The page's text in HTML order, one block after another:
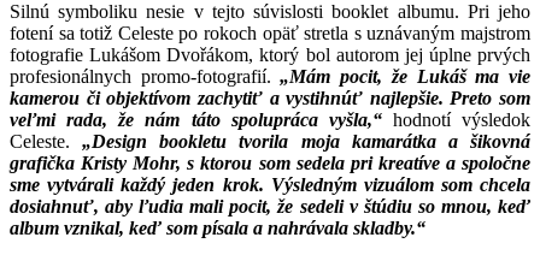
Silnú symboliku nesie v tejto súvislosti booklet albumu. Pri jeho
fotení sa totiž Celeste po rokoch opäť stretla s uznávaným majstrom
fotografie Lukášom Dvořákom, ktorý bol autorom jej úplne prvých
profesionálnych promo-fotografií.„Mám pocit, že Lukáš ma vie
kamerou či objektívom zachytiť a vystihnúť najlepšie. Preto som
veľmi rada, že nám táto spolupráca vyšla,“ hodnotí výsledok
Celeste.„Design bookletu tvorila moja kamarátka a šikovná
grafička Kristy Mohr, s ktorou som sedela pri kreatíve a spoločne
sme vytvárali každý jeden krok. Výsledným vizuálom som chcela
dosiahnuť, aby ľudia mali pocit, že sedeli v štúdiu so mnou, keď
album vznikal, keď som písala a nahrávala skladby.“